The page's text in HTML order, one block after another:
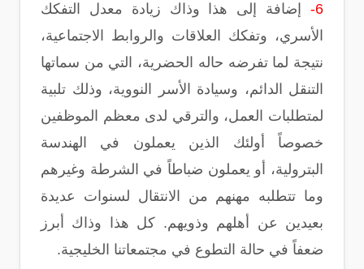
6-
إضافة إلى هذا وذاك زيادة معدل التفكك
الأسري، وتفكك العلاقات والروابط الاجتماعية،
نتيجة لما تفرضه حاله الحضرية، التي من سماتها
التنقل الدائم، وسيادة الأسر النووية، وذلك تلبية
لمتطلبات العمل، والترقي لدى معظم الموظفين
خصوصاً أولئك الذين يعملون في الهندسة
البترولية، أو يعملون ضباطاً في الشرطة وغيرهم
وما تتطلبه مهنهم من الانتقال لسنوات عديدة
بعيدين عن أهلهم وذويهم. كل هذا وذاك أبرز
ضعفاً في حالة التطوع في مجتمعاتنا الخليجية.